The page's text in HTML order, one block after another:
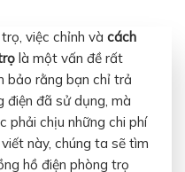
việc chỉnh và cách
là một vấn đề rất
bảo rằng bạn chỉ trả
điện đã sử dụng, mà
phải chịu những chi phí
này, chúng ta sẽ tìm
hồ điện phòng trọ